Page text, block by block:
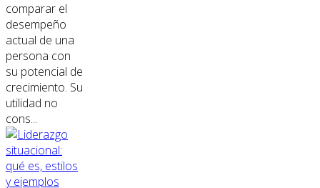
comparar el
desempeño
actual de una
persona con
su potencial de
crecimiento. Su
utilidad no
cons...